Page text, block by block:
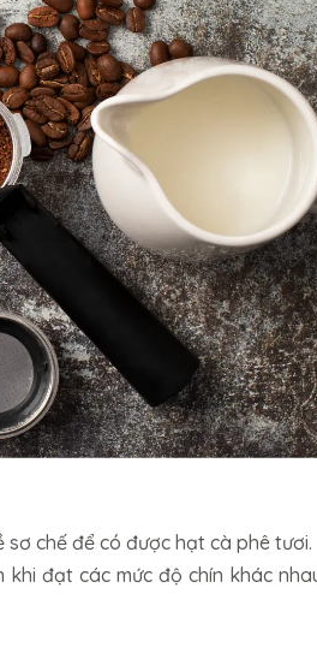
chế để có được hạt cà phê tươi.
đạt các mức độ chín khác